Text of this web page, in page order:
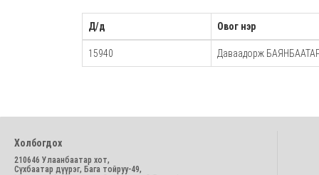
Д/д Овог нэр
15940 Даваадорж
Холбогдох
210646 Улаанбаатар хот,
Сүхбаатар дүүрэг, Бага тойруу-49,